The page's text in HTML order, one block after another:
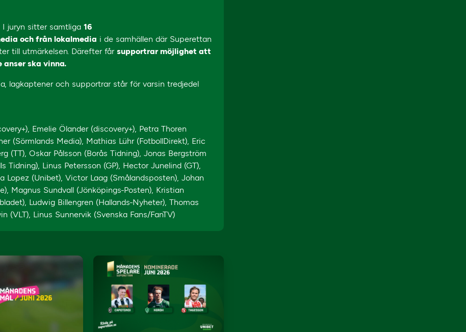
I juryn sitter samtliga 16
och från lokalmedia i de samhällen där Superettan
till utmärkelsen. Därefter får supportrar möjlighet att
ska vinna.
lagkaptener och supportrar står för varsin tredjedel
Emelie Ölander (discovery+), Petra Thoren
(Sörmlands Media), Mathias Lühr (FotbollDirekt), Eric
(TT), Oskar Pålsson (Borås Tidning), Jonas Bergström
Tidning), Linus Petersson (GP), Hector Junelind (GT),
Lopez (Unibet), Victor Laag (Smålandsposten), Johan
Magnus Sundvall (Jönköpings-Posten), Kristian
Ludwig Billengren (Hallands-Nyheter), Thomas
(VLT), Linus Sunnervik (Svenska Fans/FanTV)